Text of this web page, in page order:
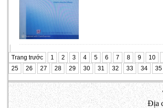
Trang trước 1 2 3 4 5 6 7 8 9 10
25
26 27 28 29 30 31 32 33 34 35
Địa